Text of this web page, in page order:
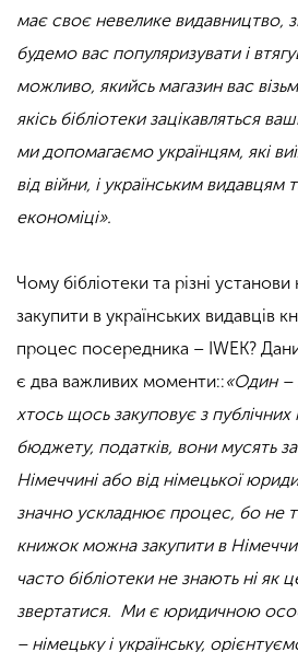
має своє невелике видавництво,
будемо вас популяризувати і
можливо, якийсь магазин вас
якісь бібліотеки зацікавляться
ми допомагаємо українцям, які
від війни, і українським видавцям
економіці».
Чому бібліотеки та різні
закупити в українських видавців
процес посередника – IWEK?
є два важливих моменти::«Один
хтось щось закуповує з публічних
бюджету, податків, вони мусять
Німеччині або від німецької
значно ускладнює процес, бо не
книжок можна закупити в
часто бібліотеки не знають ні як
звертатися. Ми є юридичною
– німецьку і українську,